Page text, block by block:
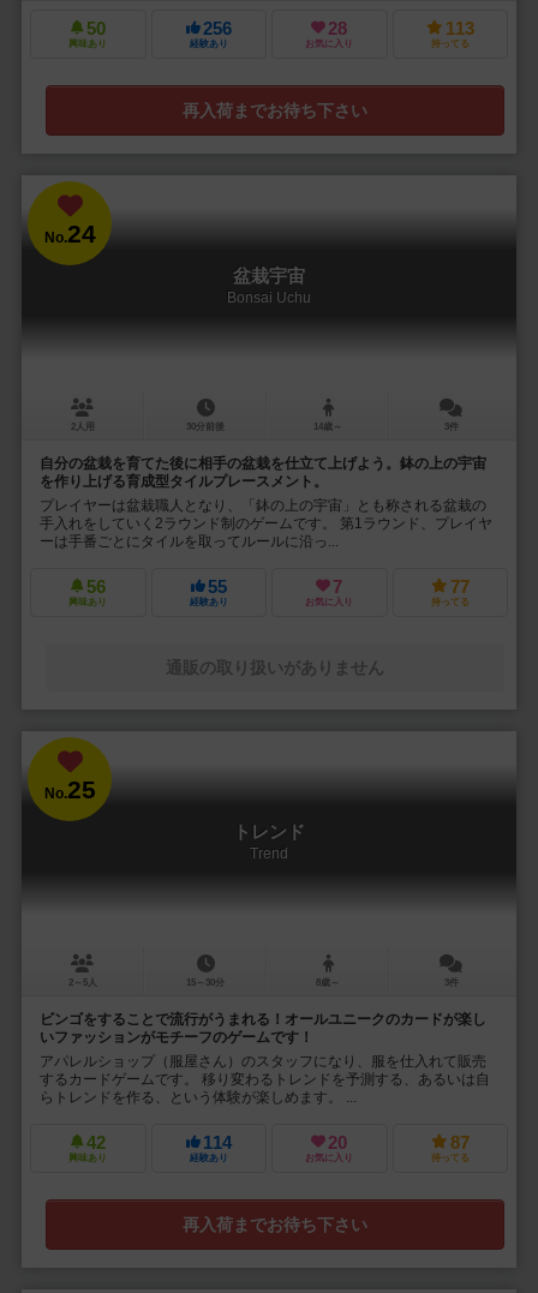
50
興味あり
256
経験あり
28
お気に入り
113
持ってる
再入荷までお待ち下さい
No.24
盆栽宇宙
Bonsai Uchu
2人用 30分前後 14歳～ 3件
自分の盆栽を育てた後に相手の盆栽を仕立て上げよう。鉢の上の宇宙
を作り上げる育成型タイルプレースメント。
プレイヤーは盆栽職人となり、「鉢の上の宇宙」とも称される盆栽の
手入れをしていく2ラウンド制のゲームです。 第1ラウンド、プレイヤ
ーは手番ごとにタイルを取ってルールに沿っ...
56
興味あり
55
経験あり
7
お気に入り
77
持ってる
通販の取り扱いがありません
No.25
トレンド
Trend
2～5人 15～30分 8歳～ 3件
ビンゴをすることで流行がうまれる！オールユニークのカードが楽し
いファッションがモチーフのゲームです！
アパレルショップ（服屋さん）のスタッフになり、服を仕入れて販売
するカードゲームです。 移り変わるトレンドを予測する、あるいは自
らトレンドを作る、という体験が楽しめます。 ...
42
興味あり
114
経験あり
20
お気に入り
87
持ってる
再入荷までお待ち下さい